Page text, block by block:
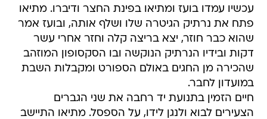
עכשיו עמדו בועז ומתיאו בפינת החצר ודיברו. מתיאו
פתח את נרתיק הגיטרה שלו ושלף אותה, ובועז אמר
שהוא כבר חוזר, יצא בריצה קלה וחזר אחרי עשר
דקות ובידיו הנרתיק הנוקשה ובו הסקסופון המוזהב
שהכירה מן החגים באולם הספורט ומקבלות השבת
במועדון לחבר.
חיים הזמין בתנועת יד רחבה את שני הגברים
הצעירים לבוא ולנגן לידו, על הספסל. מתיאו התיישב